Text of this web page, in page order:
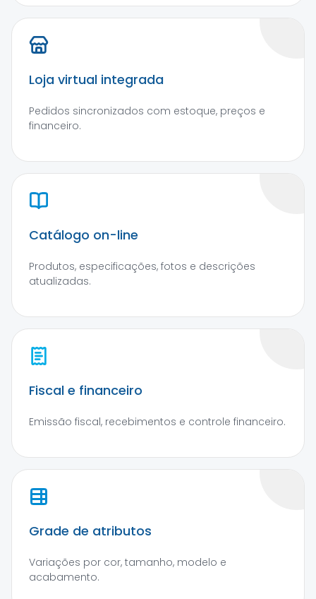
Loja virtual integrada
Pedidos sincronizados com estoque, preços e
financeiro.
Catálogo on-line
Produtos, especificações, fotos e descrições
atualizadas.
Fiscal e financeiro
Emissão fiscal, recebimentos e controle financeiro.
Grade de atributos
Variações por cor, tamanho, modelo e
acabamento.